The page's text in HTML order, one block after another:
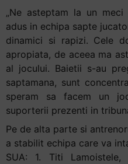
„Ne asteptam la un
adus in echipa sapte
dinamici si rapizi. Cele
apropiata, de aceea ma
al jocului. Baietii s-au
saptamana, sunt
speram sa facem un
suporterii prezenti in
Pe de alta parte si
a stabilit echipa care va
SUA: 1. Titi